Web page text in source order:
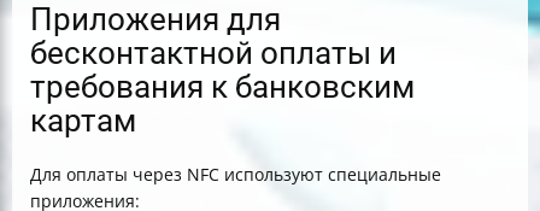
Приложения для
бесконтактной оплаты и
требования к банковским
картам
Для оплаты через NFC используют специальные
приложения: